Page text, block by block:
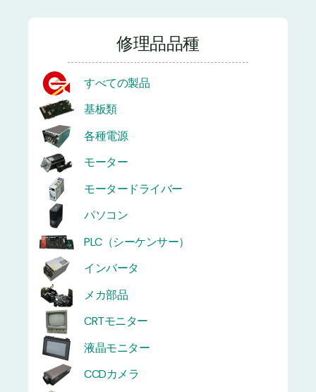
修理品品種
すべての製品
基板類
各種電源
モーター
モータードライバー
パソコン
PLC（シーケンサー）
インバータ
メカ部品
CRTモニター
液晶モニター
CCDカメラ